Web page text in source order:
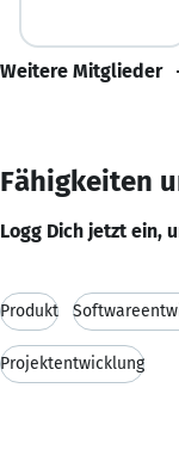
Weitere Mitglieder
Fähigkeiten
Logg Dich jetzt ein,
Produkt
Projektentwicklung